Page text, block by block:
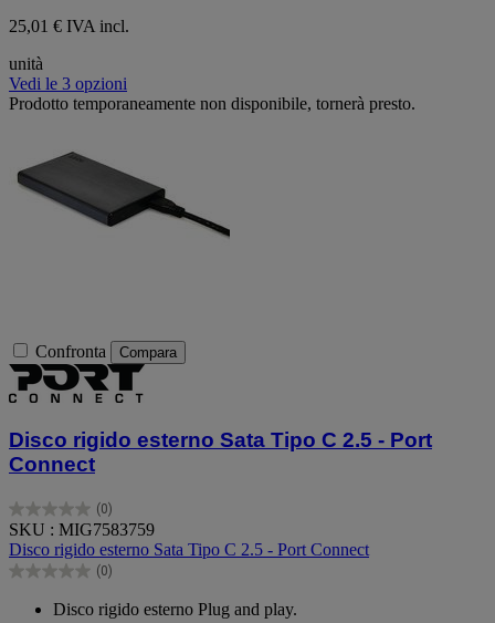
25,01 € IVA incl.
unità
Vedi le 3 opzioni
Prodotto temporaneamente non disponibile, tornerà presto.
Confronta Compara
Disco rigido esterno Sata Tipo C 2.5 - Port
Connect
(0)
0.0
su
5
stelle.
SKU : MIG7583759
Disco rigido esterno Sata Tipo C 2.5 - Port Connect
(0)
0.0
Disco rigido esterno Plug and play.